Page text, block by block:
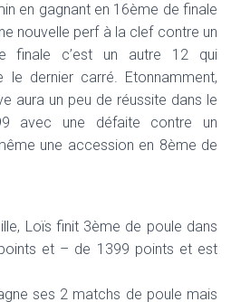
en gagnant en 16ème de finale
nouvelle perf à la clef contre un
finale c’est un autre 12 qui
le dernier carré. Etonnamment,
aura un peu de réussite dans le
avec une défaite contre un
une accession en 8ème de
Loïs finit 3ème de poule dans
et – de 1399 points et est
ses 2 matchs de poule mais